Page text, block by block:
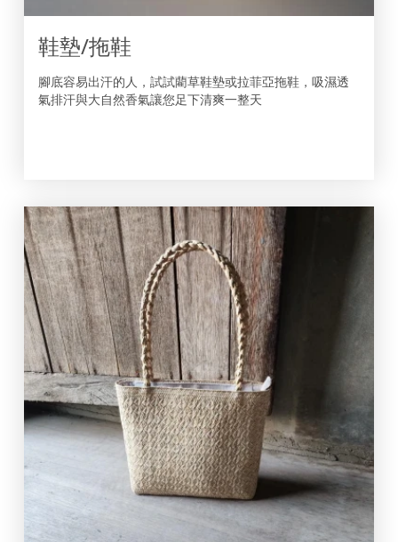
鞋墊/拖鞋
腳底容易出汗的人，試試藺草鞋墊或拉菲亞拖鞋，吸濕透
氣排汗與大自然香氣讓您足下清爽一整天